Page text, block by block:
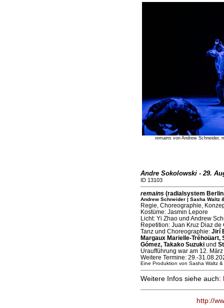
remainsvon Andrew Schneider,
Andre Sokolowski - 29.
ID 13103
remains(radialsystem
Andrew Schneider | Sasha Waltz
Regie, Choreographie,
Kostüme: Jasmin Lepore
Licht: Yi Zhao und Andrew
Repetition: Juan Kruz Diaz de
Tanz und Choreographie: Jirí
Margaux Marielle-Tréhoüart,
Gómez, Takako Suzukiund
Uraufführung war am 12.
Weitere Termine: 29.-
Eine Produktion von Sasha Waltz
Weitere Infos siehe auch:
http://